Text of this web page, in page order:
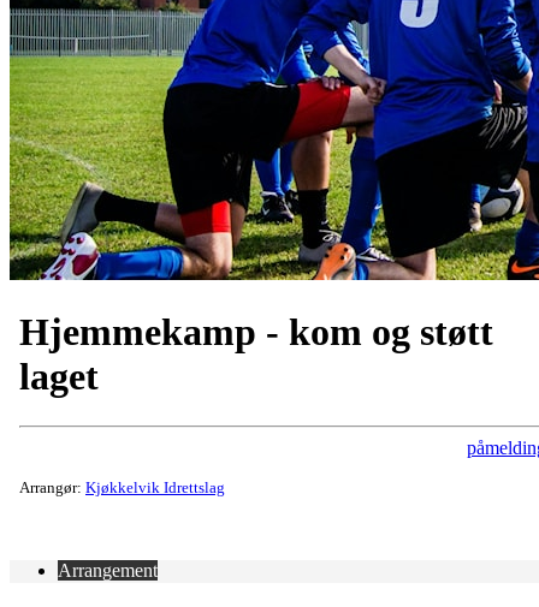
Hjemmekamp - kom og støtt
laget
Arrangør: Kjøkkelvik Idrettslag
Arrangement